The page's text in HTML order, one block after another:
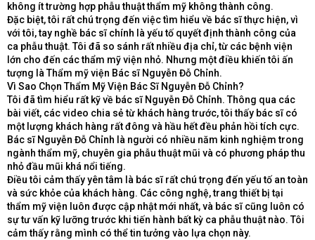
không ít trường hợp phẫu thuật thẩm mỹ không thành công.
Đặc biệt, tôi rất chú trọng đến việc tìm hiểu về bác sĩ thực hiện, vì
với tôi, tay nghề bác sĩ chính là yếu tố quyết định thành công của
ca phẫu thuật. Tôi đã so sánh rất nhiều địa chỉ, từ các bệnh viện
lớn cho đến các thẩm mỹ viện nhỏ. Nhưng một điều khiến tôi ấn
tượng là Thẩm mỹ viện Bác sĩ Nguyễn Đỗ Chỉnh.
Vì Sao Chọn Thẩm Mỹ Viện Bác Sĩ Nguyễn Đỗ Chỉnh?
Tôi đã tìm hiểu rất kỹ về bác sĩ Nguyễn Đỗ Chỉnh. Thông qua các
bài viết, các video chia sẻ từ khách hàng trước, tôi thấy bác sĩ có
một lượng khách hàng rất đông và hầu hết đều phản hồi tích cực.
Bác sĩ Nguyễn Đỗ Chỉnh là người có nhiều năm kinh nghiệm trong
ngành thẩm mỹ, chuyên gia phẫu thuật mũi và có phương pháp thu
nhỏ đầu mũi khá nổi tiếng.
Điều tôi cảm thấy yên tâm là bác sĩ rất chú trọng đến yếu tố an toàn
và sức khỏe của khách hàng. Các công nghệ, trang thiết bị tại
thẩm mỹ viện luôn được cập nhật mới nhất, và bác sĩ cũng luôn có
sự tư vấn kỹ lưỡng trước khi tiến hành bất kỳ ca phẫu thuật nào. Tôi
cảm thấy rằng mình có thể tin tưởng vào lựa chọn này.